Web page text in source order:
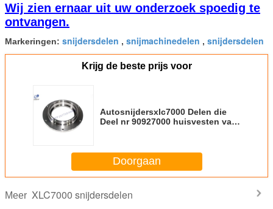
Wij zien ernaar uit uw onderzoek spoedig te
ontvangen.
Markeringen: snijdersdelen , snijmachinedelen , snijdersdelen
Krijg de beste prijs voor
Autosnijdersxlc7000 Delen die
Deel nr 90927000 huisvesten van
Doorgaan
Meer XLC7000 snijdersdelen